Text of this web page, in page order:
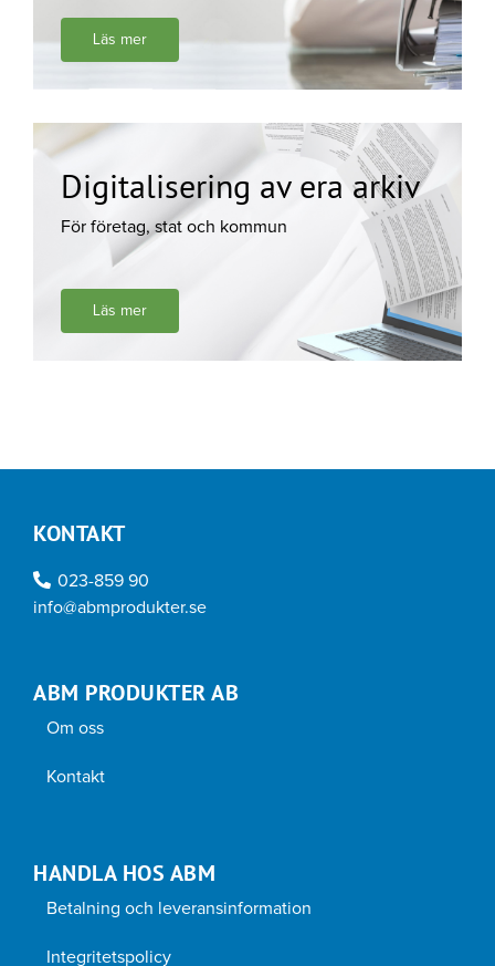
Läs mer
Digitalisering av era arkiv
För företag, stat och kommun
Läs mer
KONTAKT
023-859 90
info@abmprodukter.se
ABM PRODUKTER AB
Om oss
Kontakt
HANDLA HOS ABM
Betalning och leveransinformation
Integritetspolicy